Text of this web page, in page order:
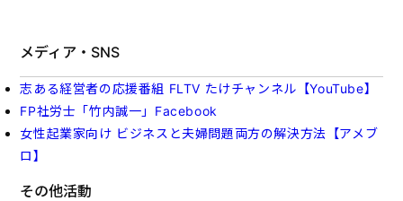
メディア・SNS
志ある経営者の応援番組 FLTV たけチャンネル【YouTube】
FP社労士「竹内誠一」Facebook
女性起業家向け ビジネスと夫婦問題両方の解決方法【アメブ
ロ】
その他活動